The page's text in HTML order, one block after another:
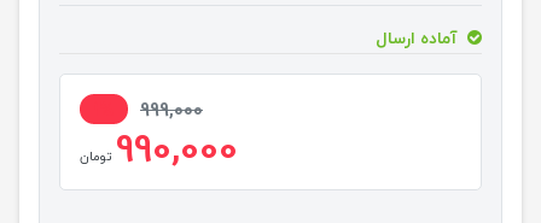
آماده ارسال
999,000
990,000 تومان